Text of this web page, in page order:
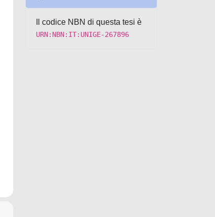
Il codice NBN di questa tesi è
URN:NBN:IT:UNIGE-267896